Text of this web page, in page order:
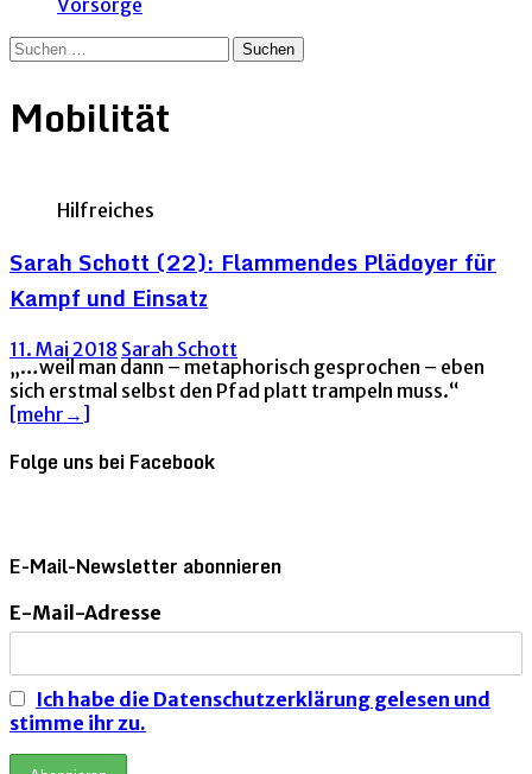
Vorsorge
Suchen
Mobilität
Hilfreiches
Sarah Schott (22): Flammendes Plädoyer für
Kampf und Einsatz
11. Mai 2018 Sarah Schott
„…weil man dann – metaphorisch gesprochen – eben
sich erstmal selbst den Pfad platt trampeln muss.“
[mehr→]
Folge uns bei Facebook
E-Mail-Newsletter abonnieren
E-Mail-Adresse
Ich habe die Datenschutzerklärung gelesen und
stimme ihr zu.